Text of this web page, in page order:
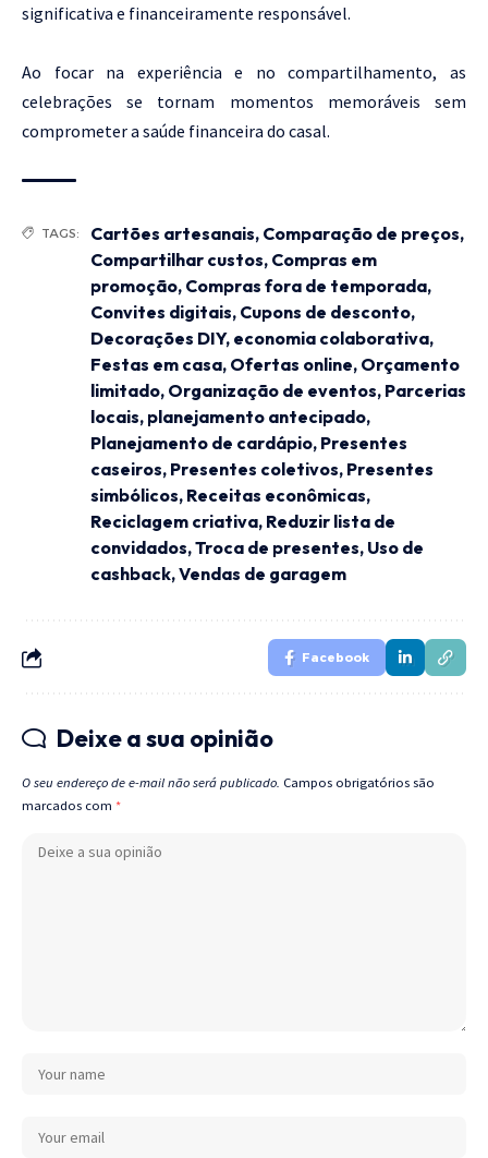
significativa e financeiramente responsável.
Ao focar na experiência e no compartilhamento, as
celebrações se tornam momentos memoráveis sem
comprometer a saúde financeira do casal.
TAGS: Cartões artesanais, Comparação de preços,
Compartilhar custos, Compras em
promoção, Compras fora de temporada,
Convites digitais, Cupons de desconto,
Decorações DIY, economia colaborativa,
Festas em casa, Ofertas online, Orçamento
limitado, Organização de eventos, Parcerias
locais, planejamento antecipado,
Planejamento de cardápio, Presentes
caseiros, Presentes coletivos, Presentes
simbólicos, Receitas econômicas,
Reciclagem criativa, Reduzir lista de
convidados,Troca de presentes, Uso de
cashback,Vendas de garagem
Facebook
Deixe a sua opinião
O seu endereço de e-mail não será publicado. Campos obrigatórios são
marcados com *